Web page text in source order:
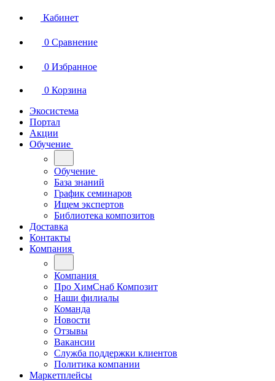
Кабинет
0 Сравнение
0 Избранное
0 Корзина
Экосистема
Портал
Акции
Обучение
Обучение
База знаний
График семинаров
Ищем экспертов
Библиотека композитов
Доставка
Контакты
Компания
Компания
Про ХимСнаб Композит
Наши филиалы
Команда
Новости
Отзывы
Вакансии
Служба поддержки клиентов
Политика компании
Маркетплейсы